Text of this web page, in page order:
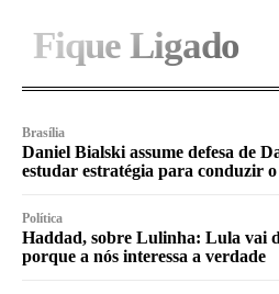
Fique Ligado
Brasília
Daniel Bialski assume defesa de
estudar estratégia para conduzir o
Política
Haddad, sobre Lulinha: Lula vai
porque a nós interessa a verdade